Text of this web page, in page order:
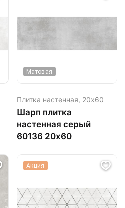
Матовая
Плитка настенная, 20х60
Шарп плитка
настенная серый
60136 20х60
Акция